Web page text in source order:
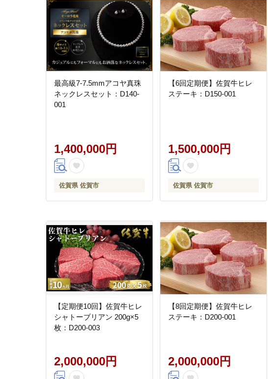
最高級7-7.5mmアコヤ真珠
ネックレスセット：D140-
001
1,400,000円
佐賀県 佐賀市
【6回定期便】佐賀牛ヒレ
ステーキ：D150-001
1,500,000円
佐賀県 佐賀市
【定期便10回】佐賀牛ヒレ
シャトーブリアン 200g×5
枚：D200-003
2,000,000円
【8回定期便】佐賀牛ヒレ
ステーキ：D200-001
2,000,000円